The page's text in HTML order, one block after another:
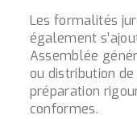
Les formalités
également
Assemblée
ou distribution
préparation
conformes.